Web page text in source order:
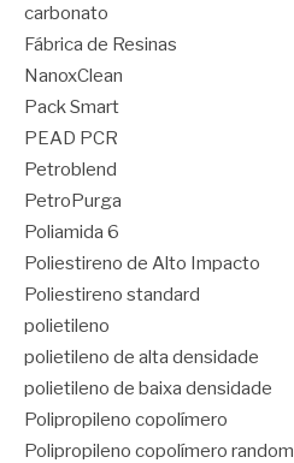
carbonato
Fábrica de Resinas
NanoxClean
Pack Smart
PEAD PCR
Petroblend
PetroPurga
Poliamida 6
Poliestireno de Alto Impacto
Poliestireno standard
polietileno
polietileno de alta densidade
polietileno de baixa densidade
Polipropileno copolímero
Polipropileno copolímero random